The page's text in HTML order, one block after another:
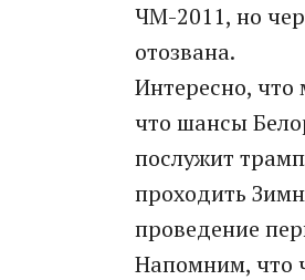
ЧМ-2011, но
отозвана.
Интересно,
что шансы
послужит
проходить
проведение
Напомним, что